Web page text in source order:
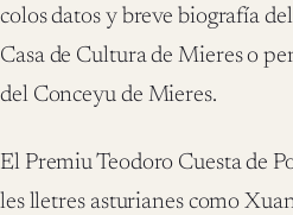
colos datos y breve biografía
Casa de Cultura de Mieres o
del Conceyu de Mieres.
El Premiu Teodoro Cuesta de
les lletres asturianes como